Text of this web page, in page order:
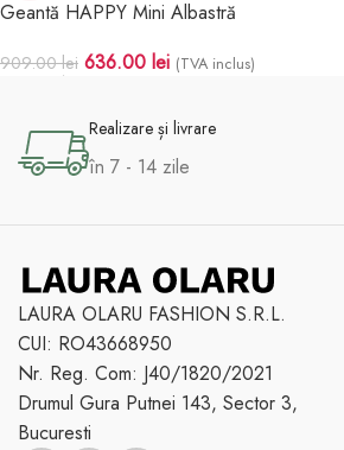
Geantă HAPPY Mini Albastră
909.00lei 636.00 lei (TVA inclus)
Realizare și livrare
în 7 - 14 zile
LAURA OLARU FASHION S.R.L.
CUI: RO43668950
Nr. Reg. Com: J40/1820/2021
Drumul Gura Putnei 143, Sector 3,
Bucuresti